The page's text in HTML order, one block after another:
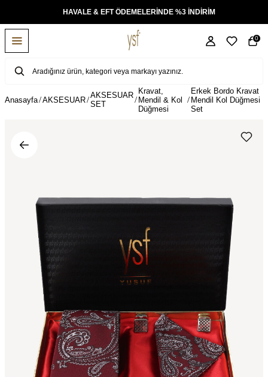
HAVALE & EFT ÖDEMELERİNDE %3 İNDİRİM
0
Anasayfa AKSESUAR AKSESUAR
SET
Kravat,
Mendil & Kol
Düğmesi
Erkek Bordo Kravat
Mendil Kol Düğmesi
Set